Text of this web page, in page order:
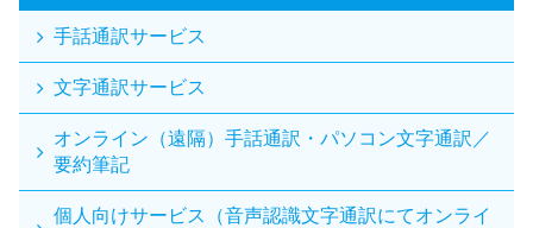
手話通訳サービス
文字通訳サービス
オンライン（遠隔）手話通訳・パソコン文字通訳／
要約筆記
個人向けサービス（音声認識文字通訳にてオンライ